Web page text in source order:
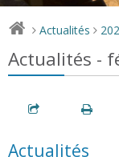
> Actualités >
Actualités -
Actualités